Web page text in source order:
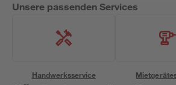
Unsere passenden Services
Handwerksservice